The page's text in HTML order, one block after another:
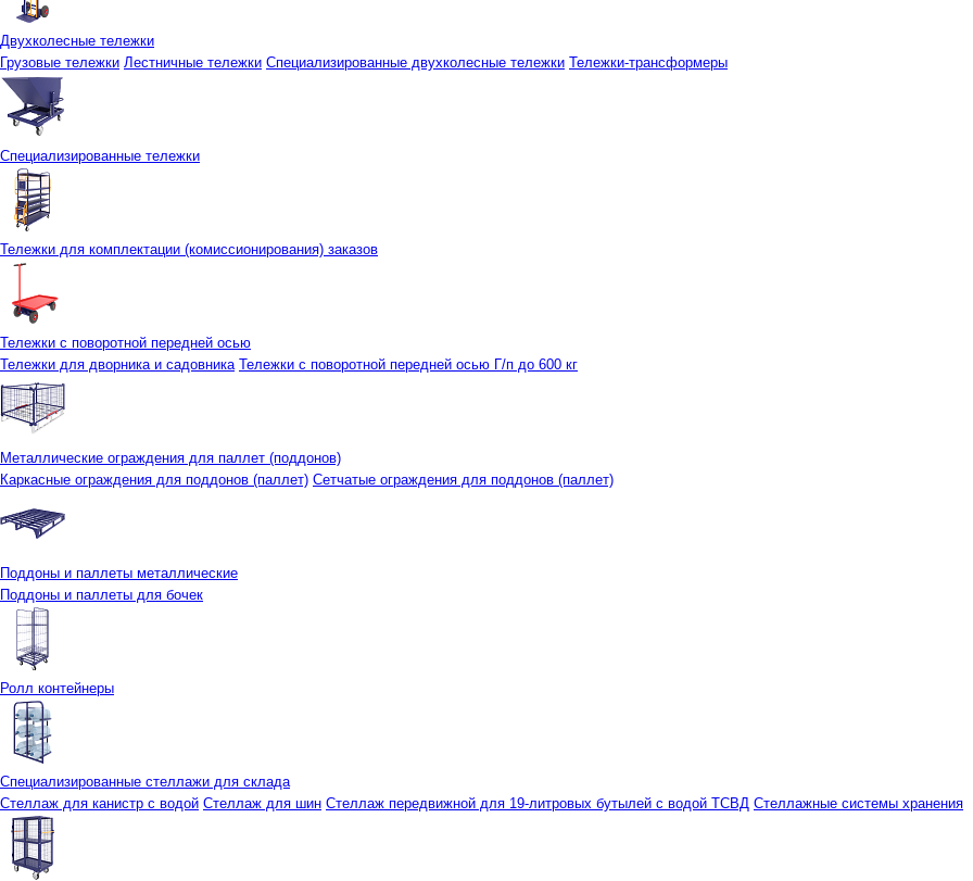
Двухколесные тележки
Грузовые тележки Лестничные тележки Специализированные двухколесные тележки Тележки-трансформеры
Специализированные тележки
Тележки для комплектации (комиссионирования) заказов
Тележки с поворотной передней осью
Тележки для дворника и садовника Тележки с поворотной передней осью Г/п до 600 кг
Металлические ограждения для паллет (поддонов)
Каркасные ограждения для поддонов (паллет) Сетчатые ограждения для поддонов (паллет)
Поддоны и паллеты металлические
Поддоны и паллеты для бочек
Ролл контейнеры
Специализированные стеллажи для склада
Стеллаж для канистр с водой Стеллаж для шин Стеллаж передвижной для 19-литровых бутылей с водой ТСВД Стеллажные системы хранения